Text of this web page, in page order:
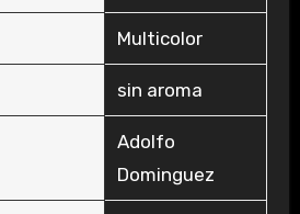
‎Multicolor
‎sin aroma
‎Adolfo
Dominguez